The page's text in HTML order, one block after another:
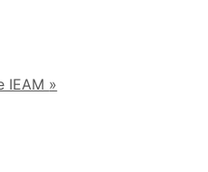
IEAM »